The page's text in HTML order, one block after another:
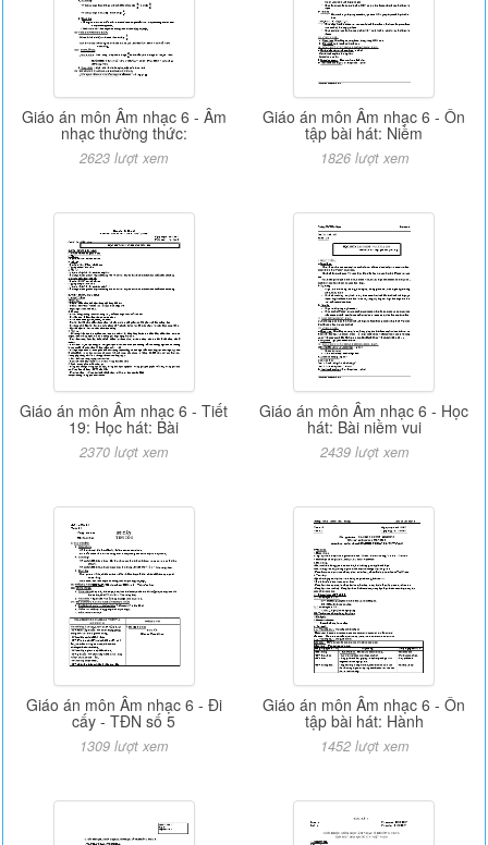
Giáo án môn Âm nhạc 6 - Âm
nhạc thường thức:
2623 lượt xem
Giáo án môn Âm nhạc 6 - Ôn
tập bài hát: Niềm
1826 lượt xem
Giáo án môn Âm nhạc 6 - Tiết
19: Học hát: Bài
2370 lượt xem
Giáo án môn Âm nhạc 6 - Học
hát: Bài niềm vui
2439 lượt xem
Giáo án môn Âm nhạc 6 - Đi
cấy - TĐN số 5
1309 lượt xem
Giáo án môn Âm nhạc 6 - Ôn
tập bài hát: Hành
1452 lượt xem